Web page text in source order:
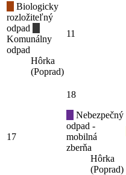
Biologicky
rozložiteľný
odpad
Komunálny
odpad
Hôrka
(Poprad)
11
17
18
Nebezpečný
odpad -
mobilná
zberňa
Hôrka
(Poprad)